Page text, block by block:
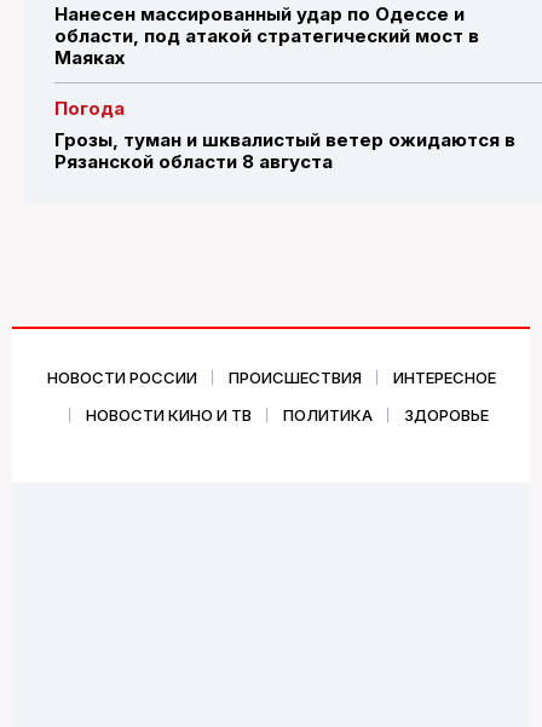
Нанесен массированный удар по Одессе и
области, под атакой стратегический мост в
Маяках
Погода
Грозы, туман и шквалистый ветер ожидаются в
Рязанской области 8 августа
НОВОСТИ РОССИИ ПРОИСШЕСТВИЯ
ИНТЕРЕСНОЕ
НОВОСТИ КИНО И ТВ
ПОЛИТИКА ЗДОРОВЬЕ